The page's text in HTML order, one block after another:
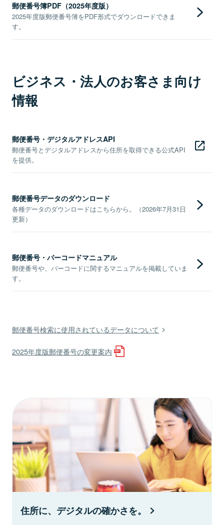
郵便番号簿PDF（2025年度版）
2025年度版郵便番号簿をPDF形式でダウンロードできま
す。
ビジネス・法人のお客さま向け
情報
郵便番号・デジタルアドレスAPI
郵便番号とデジタルアドレスから住所を取得できる公式API
を提供。
郵便番号データのダウンロード
各種データのダウンロードはこちらから。（2026年7月31日
更新）
郵便番号・バーコードマニュアル
郵便番号や、バーコードに関するマニュアルを掲載していま
す。
郵便番号検索に使用されているデータについて
2025年度版郵便番号の変更案内
住所に、デジタルの確かさを。